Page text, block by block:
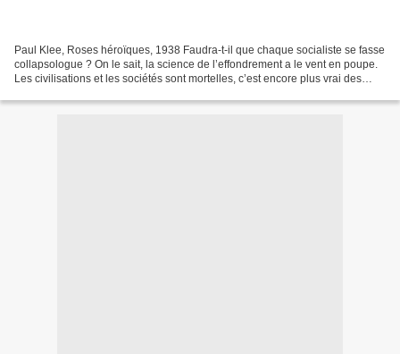
Paul Klee, Roses héroïques, 1938 Faudra-t-il que chaque socialiste se fasse
collapsologue ? On le sait, la science de l’effondrement a le vent en poupe.
Les civilisations et les sociétés sont mortelles, c’est encore plus vrai des